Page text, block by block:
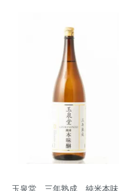
玉泉堂 三年熟成 純米本味